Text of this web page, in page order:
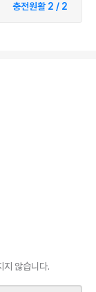
충전원활 2 / 2
지 않습니다.